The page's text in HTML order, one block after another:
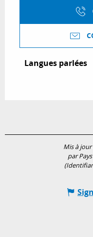
Langues parlées
Langues parlées
Mis à jour
par